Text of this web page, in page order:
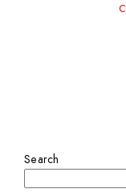
Search